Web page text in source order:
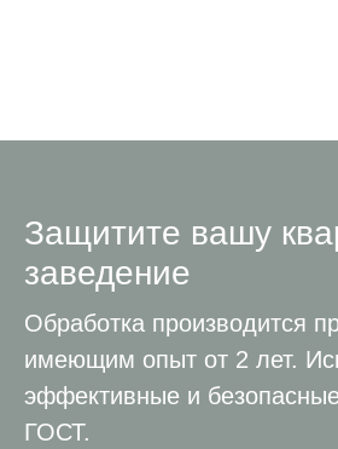
Защитите вашу
заведение
Обработка производится
имеющим опыт от 2 лет.
эффективные и
ГОСТ.